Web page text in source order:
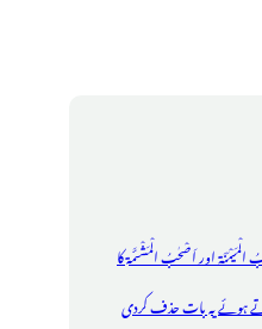
اور اَصْحٰبُ الْمَشْئَمۃ کا
ہوئے یہ بات حذف کردی